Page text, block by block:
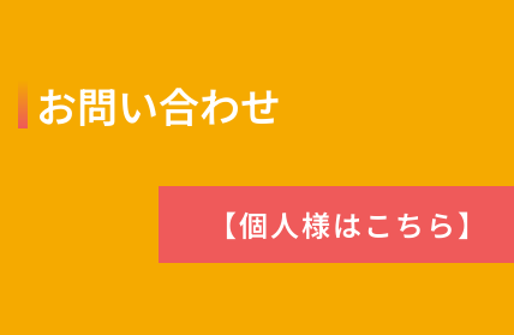
お問い合わせ
【個人様はこちら】